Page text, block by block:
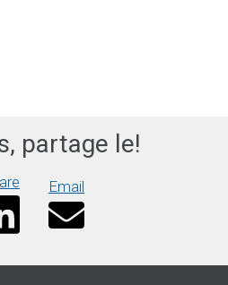
partage le!
Email